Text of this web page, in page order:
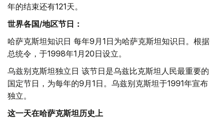
年的结束还有121天。
世界各国/地区节日：
哈萨克斯坦知识日 每年9月1日为哈萨克斯坦知识日。根据
总统令，于1998年1月20日设立。
乌兹别克斯坦独立日 该节日是乌兹比克斯坦人民最重要的
国定节日，为每年的9月1日。乌兹别克斯坦于1991年宣布
独立。
这一天在哈萨克斯坦历史上